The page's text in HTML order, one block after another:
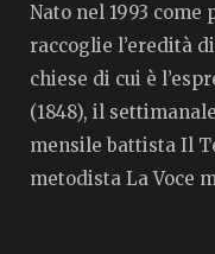
Nato nel 1993
raccoglie l’eredità
chiese di cui è
(1848), il
mensile battista Il
metodista La Voce